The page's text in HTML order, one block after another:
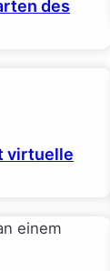
des
virtuelle